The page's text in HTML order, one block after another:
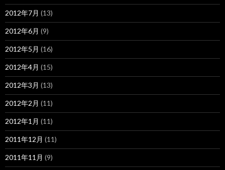
2012年7月 (13)
2012年6月 (9)
2012年5月 (16)
2012年4月 (15)
2012年3月 (13)
2012年2月 (11)
2012年1月 (11)
2011年12月 (11)
2011年11月 (9)